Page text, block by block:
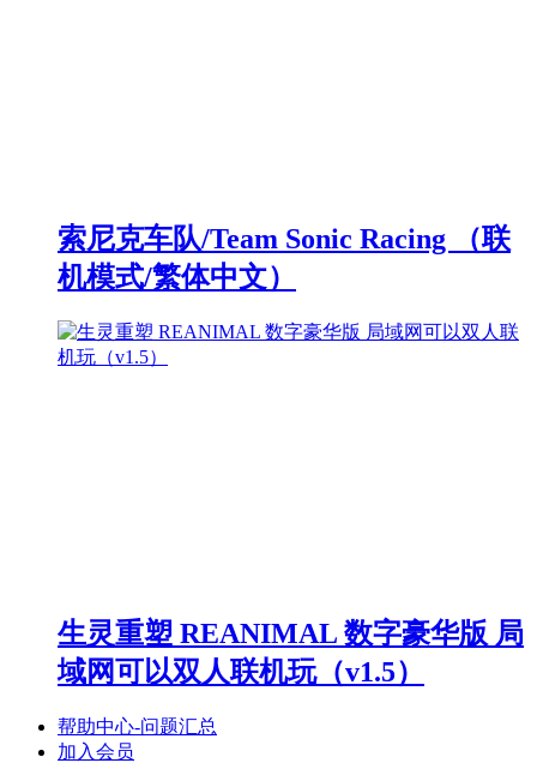
索尼克车队/Team Sonic Racing （联
机模式/繁体中文）
生灵重塑 REANIMAL 数字豪华版 局
域网可以双人联机玩（v1.5）
帮助中心-问题汇总
加入会员